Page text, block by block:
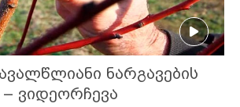
ნარგავების
– ვიდეორჩევა